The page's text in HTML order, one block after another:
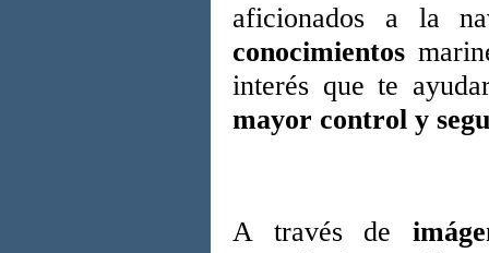
aficionados a la
conocimientos
interés que te
mayor control y
A través de